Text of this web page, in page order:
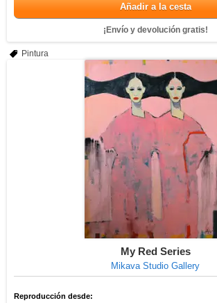
Añadir a la cesta
¡Envío y devolución gratis!
Pintura
My Red Series
Mikava Studio Gallery
Reproducción desde: